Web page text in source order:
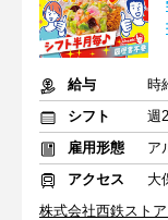
給与
シフト
雇用形態
ア
アクセス
大
株式会社西鉄スト